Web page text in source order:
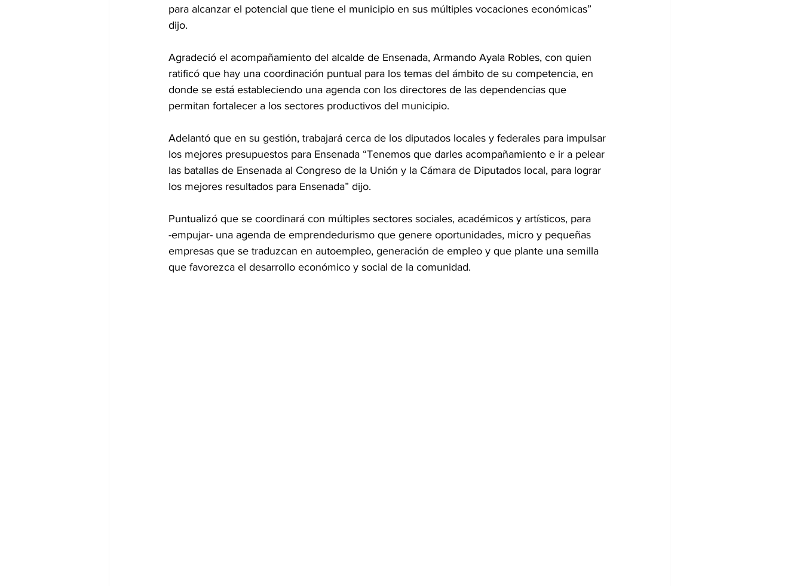
para alcanzar el potencial que tiene el municipio en sus múltiples vocaciones económicas”
dijo.
Agradeció el acompañamiento del alcalde de Ensenada, Armando Ayala Robles, con quien
ratificó que hay una coordinación puntual para los temas del ámbito de su competencia, en
donde se está estableciendo una agenda con los directores de las dependencias que
permitan fortalecer a los sectores productivos del municipio.
Adelantó que en su gestión, trabajará cerca de los diputados locales y federales para impulsar
los mejores presupuestos para Ensenada “Tenemos que darles acompañamiento e ir a pelear
las batallas de Ensenada al Congreso de la Unión y la Cámara de Diputados local, para lograr
los mejores resultados para Ensenada” dijo.
Puntualizó que se coordinará con múltiples sectores sociales, académicos y artísticos, para
-empujar- una agenda de emprendedurismo que genere oportunidades, micro y pequeñas
empresas que se traduzcan en autoempleo, generación de empleo y que plante una semilla
que favorezca el desarrollo económico y social de la comunidad.